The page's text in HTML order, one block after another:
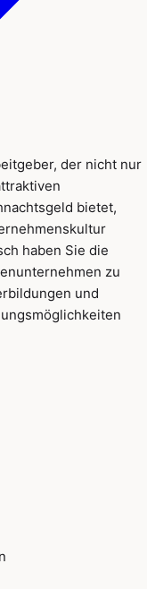
der nicht nur
bietet,
haben Sie die
zu
und